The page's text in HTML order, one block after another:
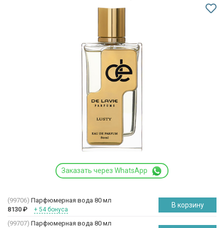
Заказать через WhatsApp
(99706) Парфюмерная вода 80 мл
8130 ₽ + 54 бонуса
В корзину
(99707) Парфюмерная вода 80 мл